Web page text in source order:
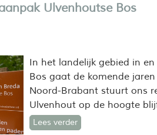
Ulvenhoutse Bos
In het landelijk gebied in
Bos gaat de komende
Noord-Brabant stuurt ons
Ulvenhout op de hoogte
Lees verder